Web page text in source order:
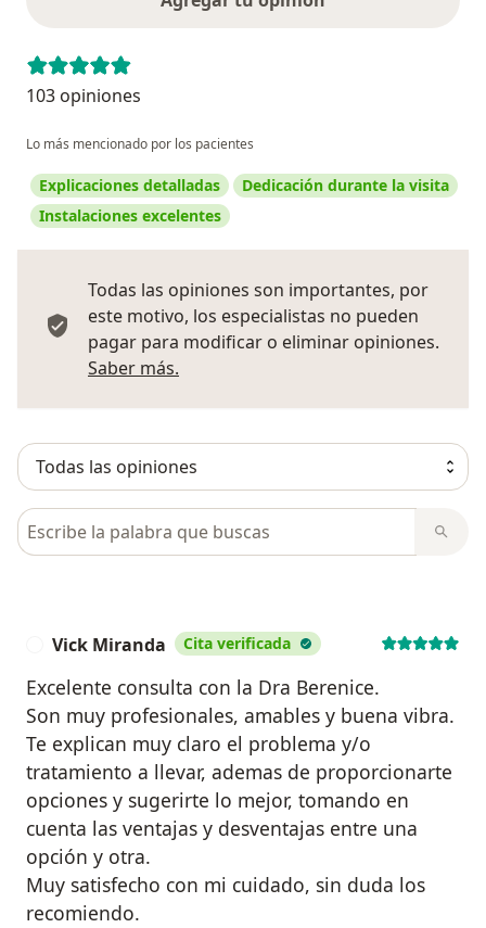
103 opiniones
Lo más mencionado por los pacientes
Explicaciones detalladas
Dedicación durante la visita
Instalaciones excelentes
Todas las opiniones son importantes, por
este motivo, los especialistas no pueden
pagar para modificar o eliminar opiniones.
Saber más.
Busca en opiniones
Vick Miranda Cita verificada
Excelente consulta con la Dra Berenice.
Son muy profesionales, amables y buena vibra.
Te explican muy claro el problema y/o
tratamiento a llevar, ademas de proporcionarte
opciones y sugerirte lo mejor, tomando en
cuenta las ventajas y desventajas entre una
opción y otra.
Muy satisfecho con mi cuidado, sin duda los
recomiendo.